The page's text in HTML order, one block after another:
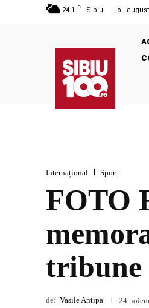
24.1 C Sibiu joi, august
Internațional Sport
FOTO
tribune
de: Vasile Antipa 24